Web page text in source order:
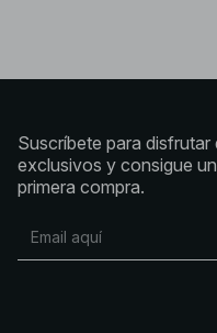
Suscríbete para
exclusivos y consigue
primera compra.